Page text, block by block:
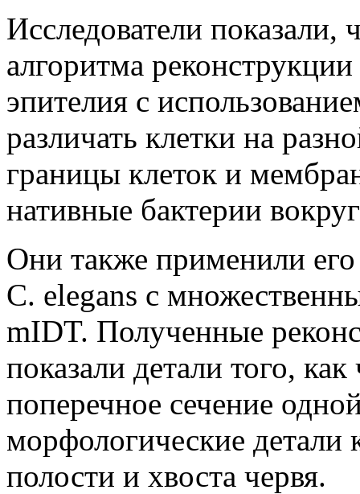
Исследователи показали,
алгоритма
эпителия с
различать клетки на
границы клеток и
нативные бактерии
Они также применили
C. elegans с
mIDT. Полученные
показали детали того,
поперечное сечение
морфологические детали
полости и хвоста червя.